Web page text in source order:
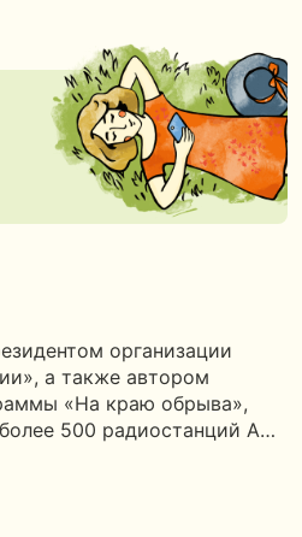
организации
а также автором
«На краю обрыва»,
500 радиостанций А…